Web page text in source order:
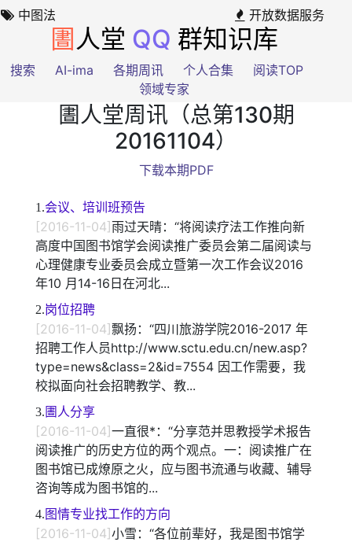
中图法 开放数据服务
圕 人堂 QQ 群知识库
搜索 AI-ima 各期周讯 个人合集
阅读TOP
领域专家
圕人堂周讯（总第130期
20161104）
下载本期PDF
1.会议、培训班预告
[2016-11-04]雨过天晴：“将阅读疗法工作推向新
高度中国图书馆学会阅读推广委员会第二届阅读与
心理健康专业委员会成立暨第一次工作会议2016
年10 月14-16日在河北...
2.岗位招聘
[2016-11-04]飘扬：“四川旅游学院2016-2017 年
招聘工作人员http://www.sctu.edu.cn/new.asp?
type=news&class=2&id=7554 因工作需要，我
校拟面向社会招聘教学、教...
3. 圕人分享
[2016-11-04]一直很*：“分享范并思教授学术报告
阅读推广的历史方位的两个观点。一：阅读推广在
图书馆已成燎原之火，应与图书流通与收藏、辅导
咨询等成为图书馆的...
4. 图情专业找工作的方向
[2016-11-04]小雪：“各位前辈好，我是图书馆学